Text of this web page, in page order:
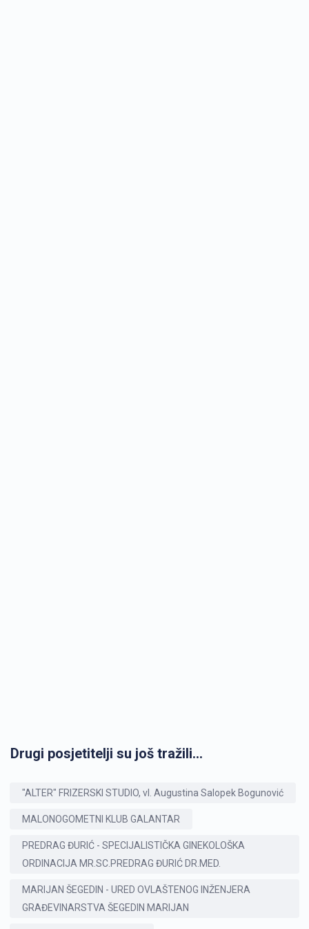
Drugi posjetitelji su još tražili...
"ALTER" FRIZERSKI STUDIO, vl. Augustina Salopek Bogunović
MALONOGOMETNI KLUB GALANTAR
PREDRAG ĐURIĆ - SPECIJALISTIČKA GINEKOLOŠKA
ORDINACIJA MR.SC.PREDRAG ĐURIĆ DR.MED.
MARIJAN ŠEGEDIN - URED OVLAŠTENOG INŽENJERA
GRAĐEVINARSTVA ŠEGEDIN MARIJAN